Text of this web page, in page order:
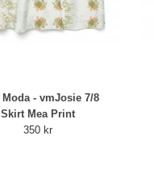
Moda - vmJosie 7/8
Skirt Mea Print
350 kr